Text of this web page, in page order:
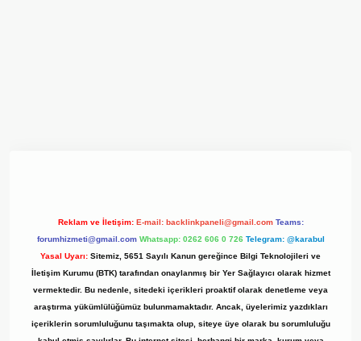
Reklam ve İletişim: E-mail: backlinkpaneli@gmail.com Teams:
forumhizmeti@gmail.com Whatsapp: 0262 606 0 726 Telegram: @karabul
Yasal Uyarı: Sitemiz, 5651 Sayılı Kanun gereğince Bilgi Teknolojileri ve
İletişim Kurumu (BTK) tarafından onaylanmış bir Yer Sağlayıcı olarak hizmet
vermektedir. Bu nedenle, sitedeki içerikleri proaktif olarak denetleme veya
araştırma yükümlülüğümüz bulunmamaktadır. Ancak, üyelerimiz yazdıkları
içeriklerin sorumluluğunu taşımakta olup, siteye üye olarak bu sorumluluğu